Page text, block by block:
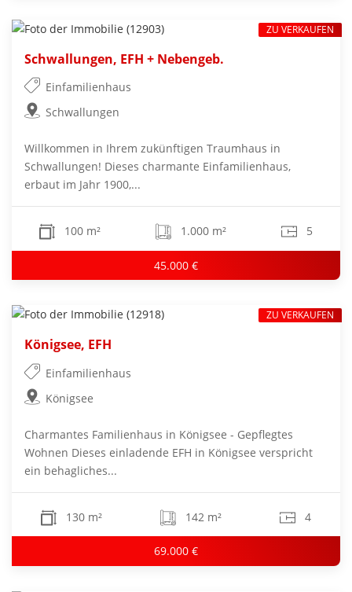
Schwallungen, EFH + Nebengeb.
Einfamilienhaus
Schwallungen
Willkommen in Ihrem zukünftigen Traumhaus in
Schwallungen! Dieses charmante Einfamilienhaus,
erbaut im Jahr 1900,...
100 m² 1.000 m² 5
45.000 €
ZU VERKAUFEN
Königsee, EFH
Einfamilienhaus
Königsee
Charmantes Familienhaus in Königsee - Gepflegtes
Wohnen Dieses einladende EFH in Königsee verspricht
ein behagliches...
130 m² 142 m² 4
69.000 €
ZU VERKAUFEN